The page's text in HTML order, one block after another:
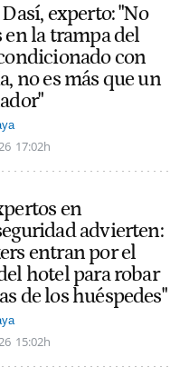
experto: "No
en la trampa del
con
no es más que un
17:02h
en
advierten:
entran por el
hotel para robar
de los huéspedes"
15:02h